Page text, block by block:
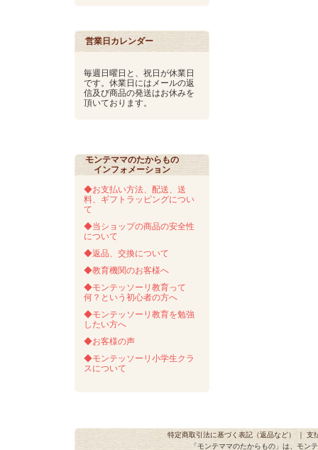
営業日カレンダー
毎週日曜日と、祝日が休業日
です。休業日にはメールの返
信及び商品の発送はお休みを
頂いております。
モンテママのたからもの
インフォメーション
◆お支払い方法、配送、送
料、ギフトラッピングについ
て
◆当ショップの商品の安全性
について
◆返品、交換について
◆教育機関のお客様へ
◆モンテッソーリ教育って
何？という初心者の方へ
◆モンテッソーリ教育を勉強
したい方へ
◆お客様の声
◆モンテッソーリ小学生クラ
スについて
特定商取引法に基づく表記（返品など） ｜ 支
「モンテママのたからもの」は、モン